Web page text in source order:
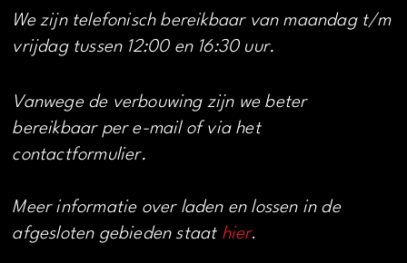
We zijn telefonisch bereikbaar van maandag t/m
vrijdag tussen 12:00 en 16:30 uur.
Vanwege de verbouwing zijn we beter
bereikbaar per e-mail of via het
contactformulier.
Meer informatie over laden en lossen in de
afgesloten gebieden staat hier.